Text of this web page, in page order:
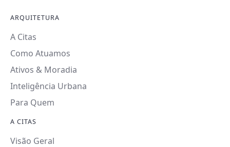
ARQUITETURA
A Citas
Como Atuamos
Ativos & Moradia
Inteligência Urbana
Para Quem
A CITAS
Visão Geral